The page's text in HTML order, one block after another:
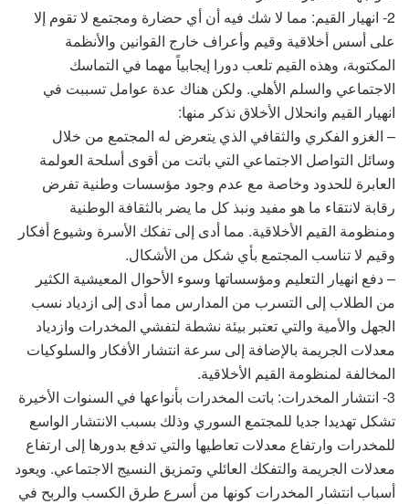
2- انهيار القيم: مما لا شك فيه أن أي حضارة ومجتمع لا تقوم إلا
على أسس أخلاقية وقيم وأعراف خارج القوانين والأنظمة
المكتوبة، وهذه القيم تلعب دورا إيجابياً مهما في التماسك
الاجتماعي والسلم الأهلي. ولكن هناك عدة عوامل تسببت في
انهيار القيم وانحلال الأخلاق نذكر منها:
– الغزو الفكري والثقافي الذي يتعرض له المجتمع من خلال
وسائل التواصل الاجتماعي التي باتت من أقوى أسلحة العولمة
العابرة للحدود وخاصة مع عدم وجود مؤسسات وطنية تفرض
رقابة لانتقاء ما هو مفيد ونبذ كل ما يضر بالثقافة الوطنية
ومنظومة القيم الأخلاقية. مما أدى إلى تفكك الأسرة وشيوع أفكار
وقيم لا تناسب المجتمع بأي شكل من الأشكال.
– دفع انهيار التعليم ومؤسساتها وسوء الأحوال المعيشية الكثير
من الطلاب إلى التسرب من المدارس مما أدى إلى ازدياد نسب
الجهل والأمية والتي تعتبر بيئة نشطة لتفشي المخدرات وازدياد
معدلات الجريمة بالإضافة إلى سرعة انتشار الأفكار والسلوكيات
المخالفة لمنظومة القيم الأخلاقية.
3- انتشار المخدرات: باتت المخدرات بأنواعها في السنوات الأخيرة
تشكل تهديدا جديا للمجتمع السوري وذلك بسبب الانتشار الواسع
للمخدرات وارتفاع معدلات تعاطيها والتي تدفع بدورها إلى ارتفاع
معدلات الجريمة والتفكك العائلي وتمزيق النسيج الاجتماعي. ويعود
أسباب انتشار المخدرات كونها من أسرع طرق الكسب والربح في